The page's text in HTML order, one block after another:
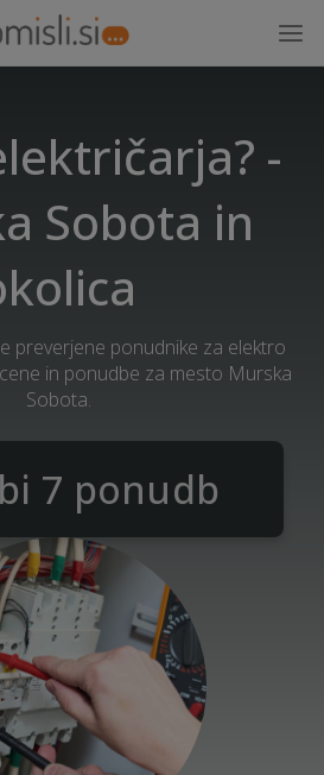
-
Sobota in
preverjene ponudnike za elektro
in ponudbe za mesto Murska
Sobota.
7 ponudb